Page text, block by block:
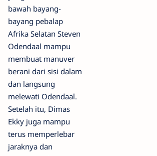
bawah bayang-
bayang pebalap
Afrika Selatan Steven
Odendaal mampu
membuat manuver
berani dari sisi dalam
dan langsung
melewati Odendaal.
Setelah itu, Dimas
Ekky juga mampu
terus memperlebar
jaraknya dan